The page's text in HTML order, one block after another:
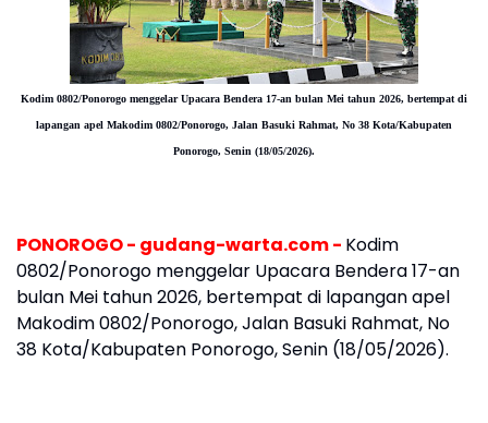
Kodim 0802/Ponorogo menggelar Upacara Bendera 17-an bulan Mei tahun 2026, bertempat di
lapangan apel Makodim 0802/Ponorogo, Jalan Basuki Rahmat, No 38 Kota/Kabupaten
Ponorogo, Senin (18/05/2026).
PONOROGO - gudang-warta.com - Kodim
0802/Ponorogo menggelar Upacara Bendera 17-an
bulan Mei tahun 2026, bertempat di lapangan apel
Makodim 0802/Ponorogo, Jalan Basuki Rahmat, No
38 Kota/Kabupaten Ponorogo, Senin (18/05/2026).